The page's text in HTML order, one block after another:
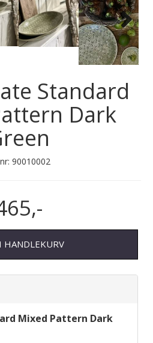
Next
Standard
Dark
90010002
HANDLEKURV
Mixed Pattern Dark